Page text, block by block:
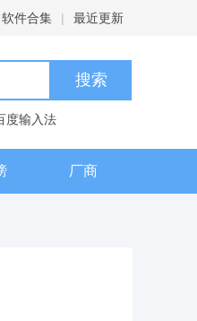
软件合集 | 最近更新
度输入法
厂商